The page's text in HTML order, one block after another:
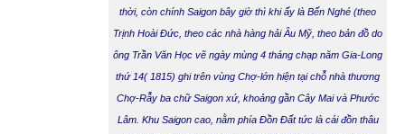
thời, còn chính Saigon bây giờ thì khi ấy là Bến Nghé (theo
Trịnh Hoài Đức, theo các nhà hàng hải Âu Mỹ, theo bản đồ do
ông Trần Văn Học vẽ ngày mùng 4 tháng chạp năm Gia-Long
thứ 14( 1815) ghi trên vùng Chợ-lớn hiện tại chỗ nhà thương
Chợ-Rẫy ba chữ Saigon xứ, khoảng gần Cây Mai và Phước
Lâm. Khu Saigon cao, nằm phía Đồn Đất tức là cái đồn thâu